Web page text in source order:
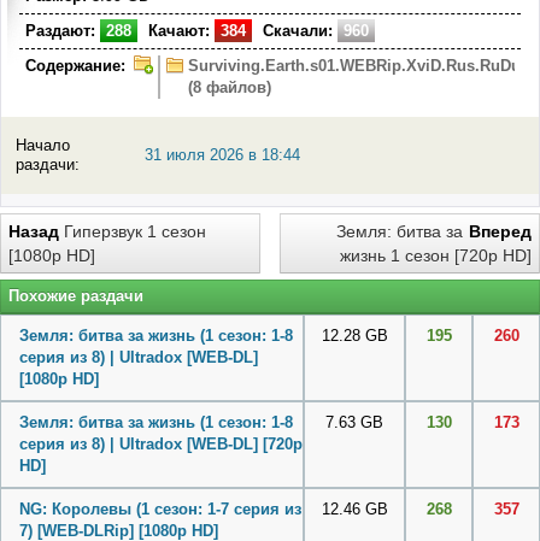
Раздают:
288 Качают: 384 Скачали:
960
Содержание:
(8 файлов)
Начало
раздачи:
31 июля 2026 в 18:44
Назад Гиперзвук 1 сезон
[1080p HD]
Вперед
Земля: битва за
жизнь 1 сезон [720p HD]
Похожие раздачи
Земля: битва за жизнь (1 сезон: 1-8
серия из 8) | Ultradox [WEB-DL]
[1080p HD]
12.28 GB 195 260
Земля: битва за жизнь (1 сезон: 1-8
серия из 8) | Ultradox [WEB-DL] [720p
HD]
7.63 GB 130 173
NG: Королевы (1 сезон: 1-7 серия из
7) [WEB-DLRip] [1080p HD]
12.46 GB 268 357